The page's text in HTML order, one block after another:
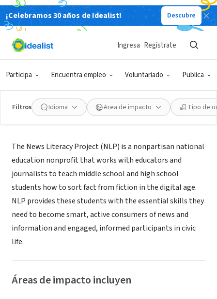
¡Celebramos 30 años de Idealist! Descubre
Participa Encuentra empleo Voluntariado Publica
Ingresa Regístrate
Filtros Idioma Área de impacto Tipo de
ORGANIZACIÓN SIN FIN DE LUCRO
The News Literacy Project
Acerca de
The News Literacy Project (NLP) is a nonpartisan national
education nonprofit that works with educators and
journalists to teach middle school and high school
students how to sort fact from fiction in the digital age.
NLP provides these students with the essential skills they
need to become smart, active consumers of news and
information and engaged, informed participants in civic
life.
Áreas de impacto incluyen